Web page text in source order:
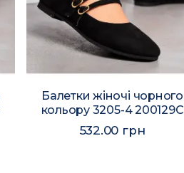
Балетки жіночі чорного
кольору 3205-4 200129C
532.00 грн